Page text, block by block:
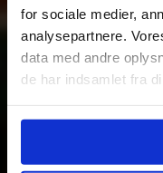
for sociale medier,
analysepartnere.
data med andre
de har indsamlet fra